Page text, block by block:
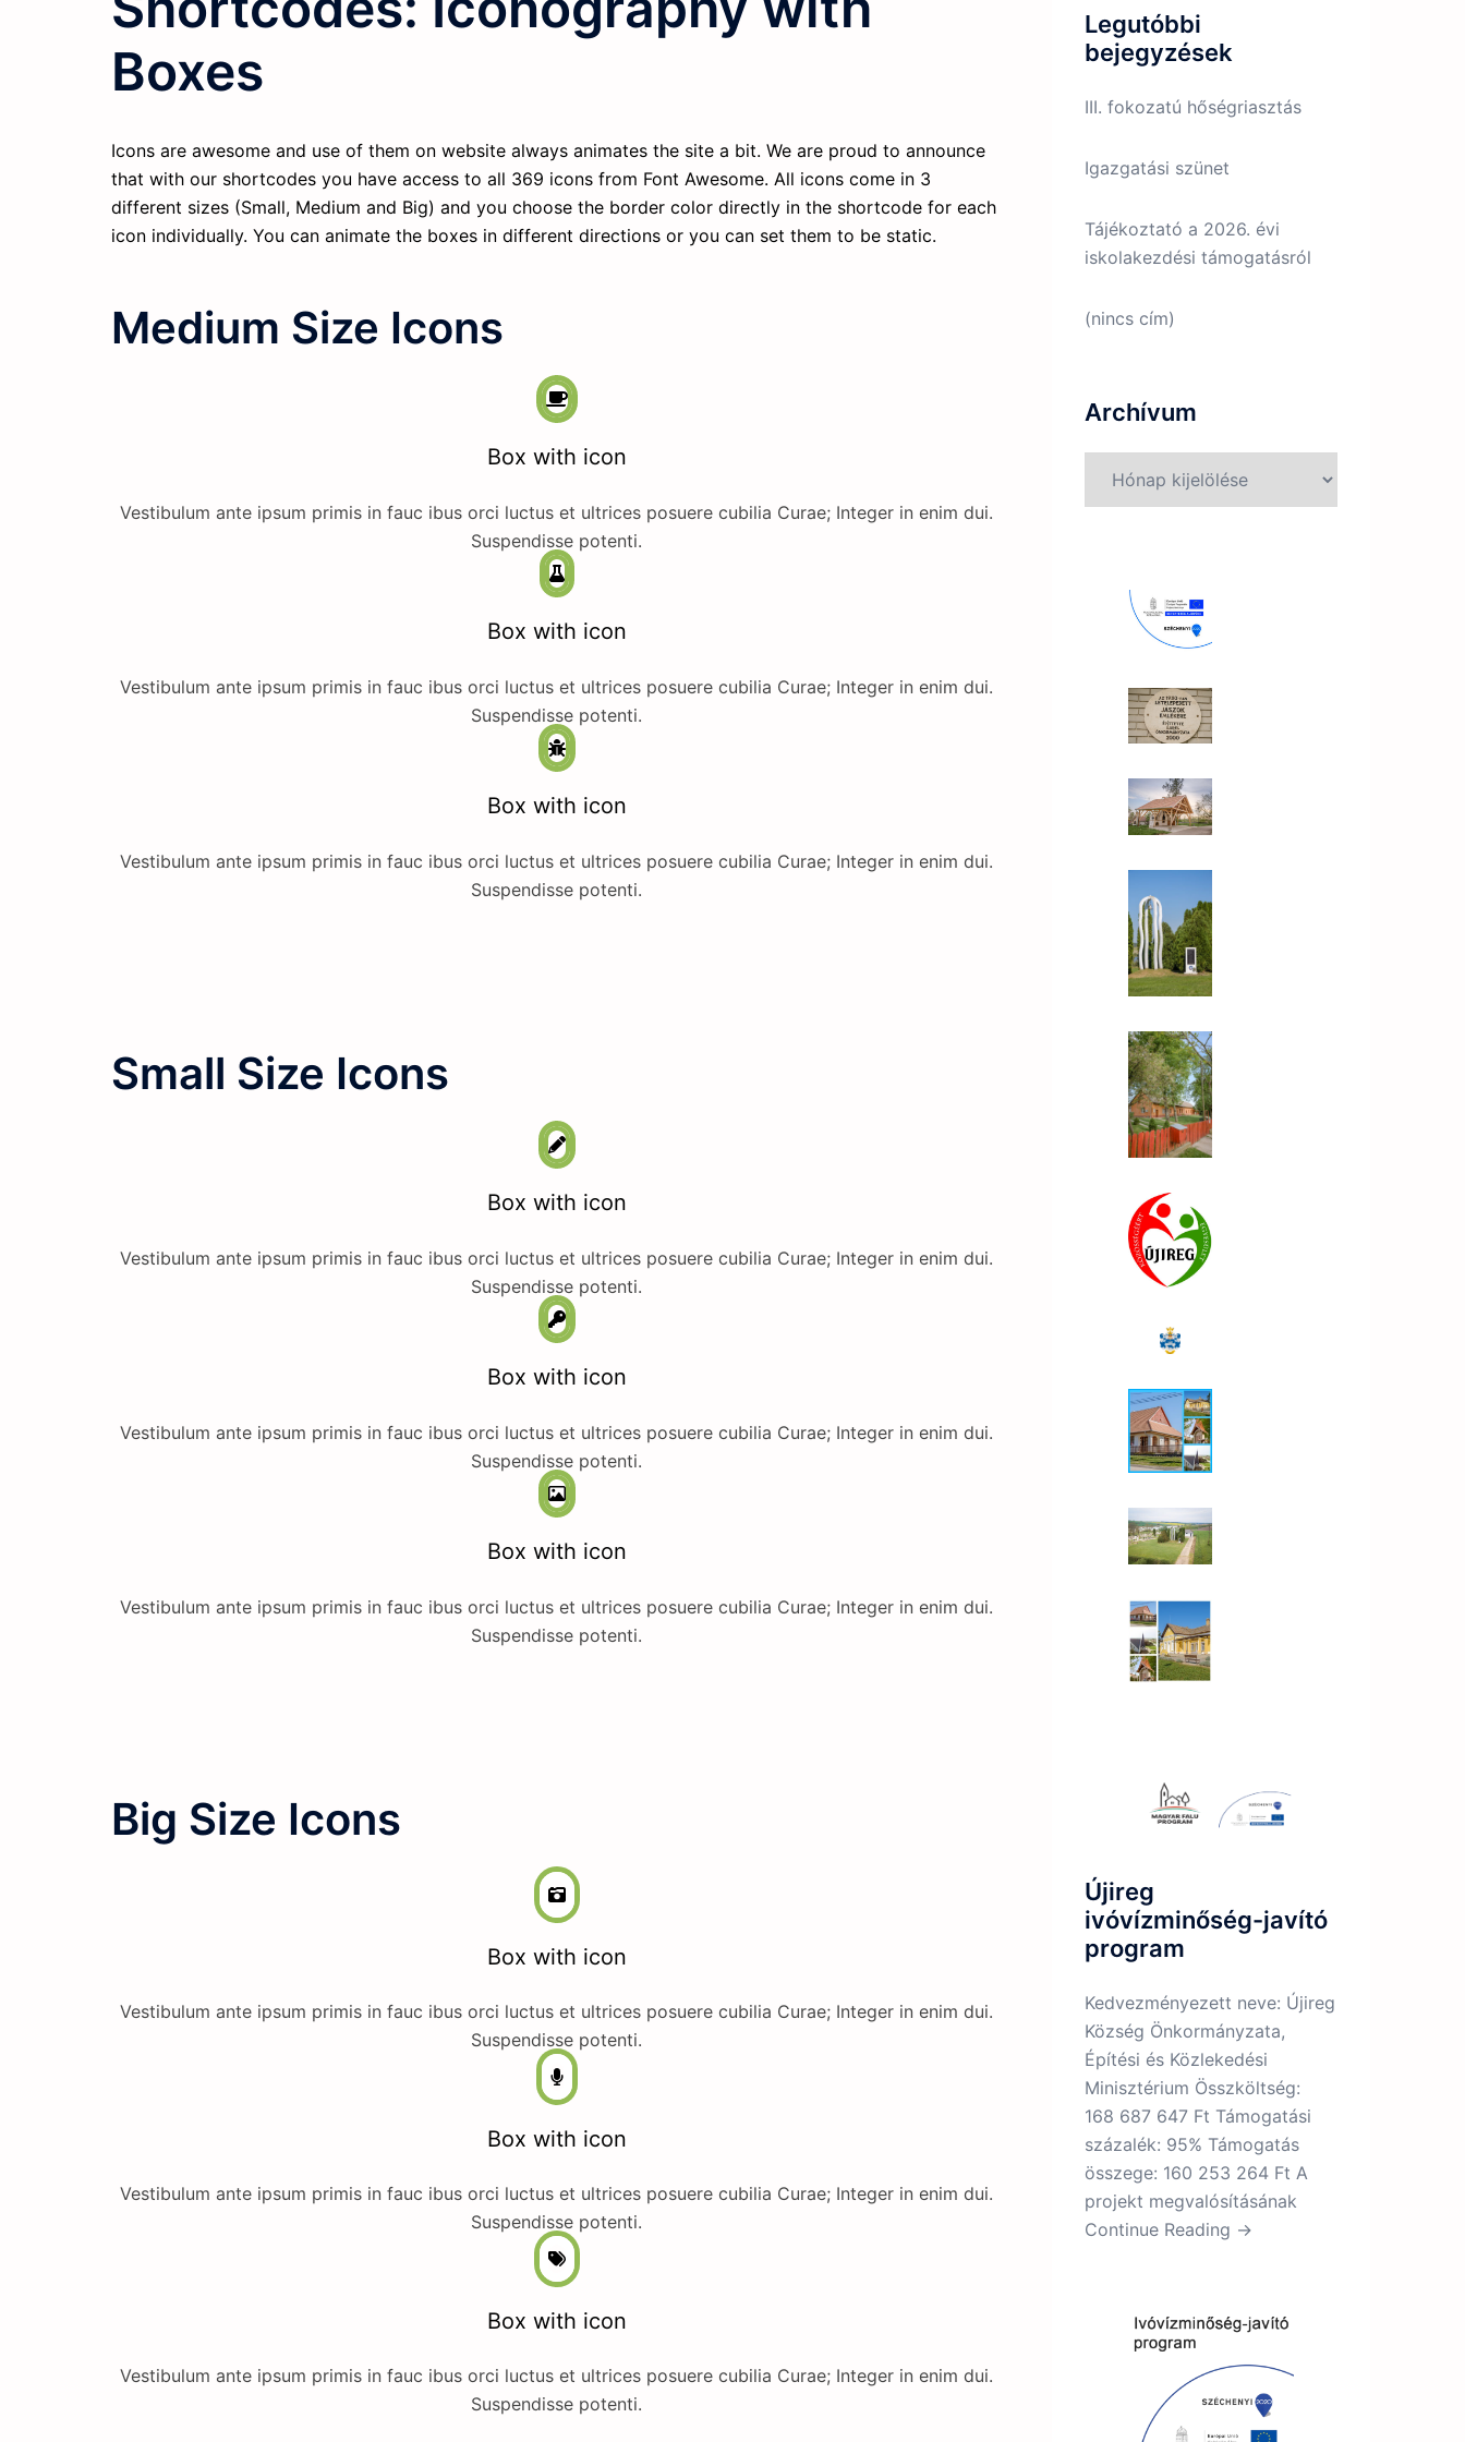
Boxes
Icons are awesome and use of them on website always animates the site a bit. We are proud to announce
that with our shortcodes you have access to all 369 icons from Font Awesome. All icons come in 3
different sizes (Small, Medium and Big) and you choose the border color directly in the shortcode for each
icon individually. You can animate the boxes in different directions or you can set them to be static.
Medium Size Icons
Box with icon
Vestibulum ante ipsum primis in fauc ibus orci luctus et ultrices posuere cubilia Curae; Integer in enim dui.
Suspendisse potenti.
Box with icon
Vestibulum ante ipsum primis in fauc ibus orci luctus et ultrices posuere cubilia Curae; Integer in enim dui.
Suspendisse potenti.
Box with icon
Vestibulum ante ipsum primis in fauc ibus orci luctus et ultrices posuere cubilia Curae; Integer in enim dui.
Suspendisse potenti.
Small Size Icons
Box with icon
Vestibulum ante ipsum primis in fauc ibus orci luctus et ultrices posuere cubilia Curae; Integer in enim dui.
Suspendisse potenti.
Box with icon
Vestibulum ante ipsum primis in fauc ibus orci luctus et ultrices posuere cubilia Curae; Integer in enim dui.
Suspendisse potenti.
Box with icon
Vestibulum ante ipsum primis in fauc ibus orci luctus et ultrices posuere cubilia Curae; Integer in enim dui.
Suspendisse potenti.
Big Size Icons
Box with icon
Vestibulum ante ipsum primis in fauc ibus orci luctus et ultrices posuere cubilia Curae; Integer in enim dui.
Suspendisse potenti.
Box with icon
Vestibulum ante ipsum primis in fauc ibus orci luctus et ultrices posuere cubilia Curae; Integer in enim dui.
Suspendisse potenti.
Box with icon
Vestibulum ante ipsum primis in fauc ibus orci luctus et ultrices posuere cubilia Curae; Integer in enim dui.
Suspendisse potenti.
Legutóbbi
bejegyzések
III. fokozatú hőségriasztás
Igazgatási szünet
Tájékoztató a 2026. évi
iskolakezdési támogatásról
(nincs cím)
Archívum
Újireg
ivóvízminőség-javító
program
Kedvezményezett neve: Újireg
Község Önkormányzata,
Építési és Közlekedési
Minisztérium Összköltség:
168 687 647 Ft Támogatási
százalék: 95% Támogatás
összege: 160 253 264 Ft A
projekt megvalósításának
Continue Reading →